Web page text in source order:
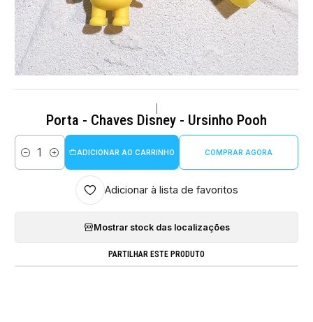
Porta - Chaves Disney - Ursinho Pooh
Quantidade
ADICIONAR AO CARRINHO COMPRAR AGORA
Adicionar à lista de favoritos
Mostrar stock das localizações
PARTILHAR ESTE PRODUTO